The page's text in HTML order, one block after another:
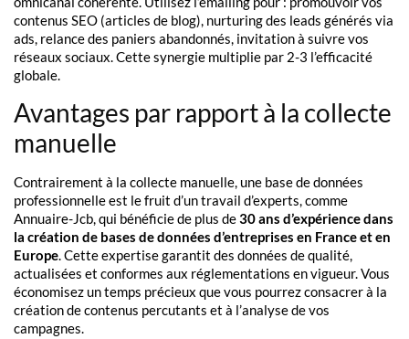
contenus SEO (articles de blog), nurturing des leads générés via
ads, relance des paniers abandonnés, invitation à suivre vos
réseaux sociaux. Cette synergie multiplie par 2-3 l’efficacité
globale.
Avantages par rapport à la collecte
manuelle
Contrairement à la collecte manuelle, une base de données
professionnelle est le fruit d’un travail d’experts, comme
Annuaire-Jcb, qui bénéficie de plus de30 ans d’expérience dans
la création de bases de données d’entreprises en France et en
Europe. Cette expertise garantit des données de qualité,
actualisées et conformes aux réglementations en vigueur. Vous
économisez un temps précieux que vous pourrez consacrer à la
création de contenus percutants et à l’analyse de vos
campagnes.